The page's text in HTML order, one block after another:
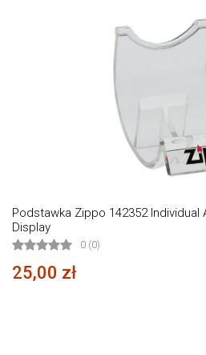
Podstawka Zippo 142352 Individual
Display
0 (0)
25,00 zł